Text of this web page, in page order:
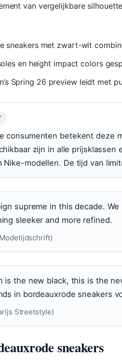
van vergelijkbare
sneakers met zwart-wit
en height impact colors
Spring 26 preview leidt met
consumenten betekent deze
zijn in alle
Nike-modellen. De tijd van
supreme in this decade.
sleeker and more refined.
is the new black, this is the
in bordeauxrode sneakers
Streetstyle)
sneakers